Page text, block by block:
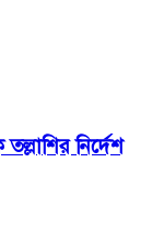
নির্দেশ